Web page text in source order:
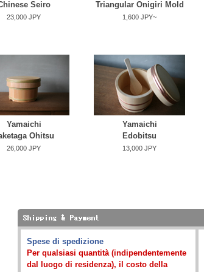
Seiro
23,000 JPY
Triangular Onigiri Mold
1,600 JPY~
Yamaichi
Ohitsu
26,000 JPY
Yamaichi
Edobitsu
13,000 JPY
Spese di spedizione
Per qualsiasi quantità (indipendentemente
dal luogo di residenza), il costo della